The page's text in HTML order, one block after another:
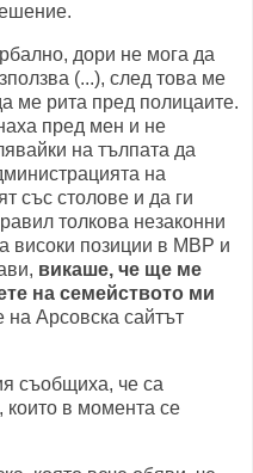
дори не мога да
(...), след това ме
ме рита пред полицаите.
пред мен и не
на тълпата да
на
със столове и да ги
толкова незаконни
високи позиции в МВР и
викаше, че ще ме
на семейството ми
на Арсовска сайтът
съобщиха, че са
в момента се